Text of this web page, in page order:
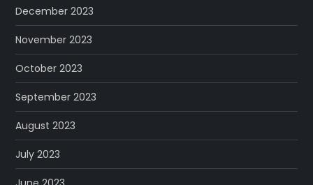
December 2023
November 2023
October 2023
September 2023
August 2023
July 2023